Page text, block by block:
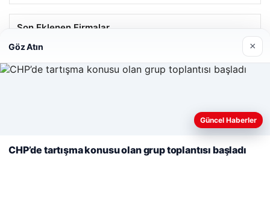
Son Eklenen Firmalar
deneyiminizi kişiselleştirmek ve geliştirmek amacıyla çerezler
Reddet Kabul Et
Göz Atın ×
Güncel Haberler
CHP’de tartışma konusu olan grup toplantısı başladı